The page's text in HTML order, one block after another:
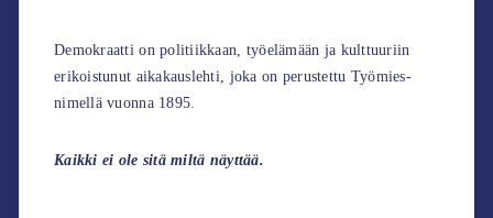
Demokraatti on politiikkaan, työelämään ja kulttuuriin
erikoistunut aikakauslehti, joka on perustettu Työmies-
nimellä vuonna 1895.
Kaikki ei ole sitä miltä näyttää.